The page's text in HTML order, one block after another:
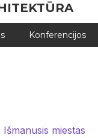
Konferencijos
Išmanusis miestas